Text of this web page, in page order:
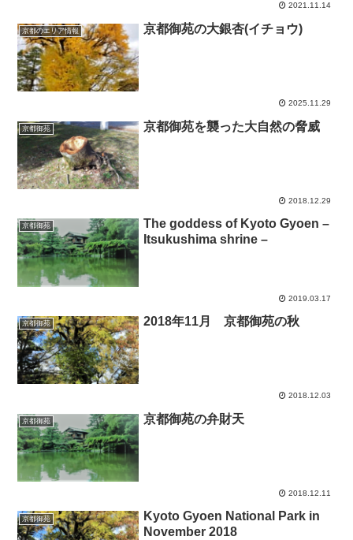
2021.11.14
京都のエリア情報 京都御苑の大銀杏(イチョウ)
2025.11.29
京都御苑 京都御苑を襲った大自然の脅威
2018.12.29
京都御苑
The goddess of Kyoto Gyoen –
Itsukushima shrine –
2019.03.17
京都御苑 2018年11月 京都御苑の秋
2018.12.03
京都御苑 京都御苑の弁財天
2018.12.11
京都御苑
Kyoto Gyoen National Park in
November 2018